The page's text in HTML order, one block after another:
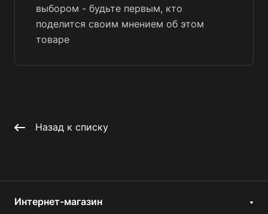
выбором - будьте первым, кто
поделится своим мнением об этом
товаре
Назад к списку
Интернет-магазин